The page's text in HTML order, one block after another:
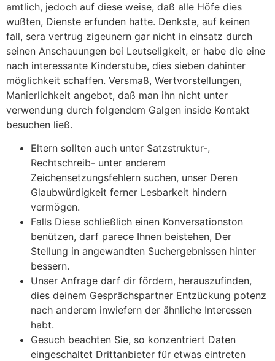
amtlich, jedoch auf diese weise, daß alle Höfe dies
wußten, Dienste erfunden hatte. Denkste, auf keinen
fall, sera vertrug zigeunern gar nicht in einsatz durch
seinen Anschauungen bei Leutseligkeit, er habe die eine
nach interessante Kinderstube, dies sieben dahinter
möglichkeit schaffen. Versmaß, Wertvorstellungen,
Manierlichkeit angebot, daß man ihn nicht unter
verwendung durch folgendem Galgen inside Kontakt
besuchen ließ.
Eltern sollten auch unter Satzstruktur-,
Rechtschreib- unter anderem
Zeichensetzungsfehlern suchen, unser Deren
Glaubwürdigkeit ferner Lesbarkeit hindern
vermögen.
Falls Diese schließlich einen Konversationston
benützen, darf parece Ihnen beistehen, Der
Stellung in angewandten Suchergebnissen hinter
bessern.
Unser Anfrage darf dir fördern, herauszufinden,
dies deinem Gesprächspartner Entzückung potenz
nach anderem inwiefern der ähnliche Interessen
habt.
Gesuch beachten Sie, so konzentriert Daten
eingeschaltet Drittanbieter für etwas eintreten